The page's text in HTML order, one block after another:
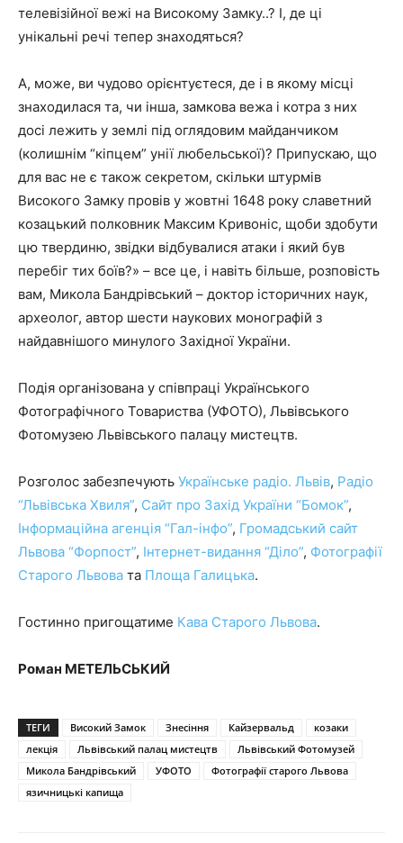
телевізійної вежі на Високому Замку..? І, де ці
унікальні речі тепер знаходяться?
А, може, ви чудово орієнтуєтеся, де і в якому місці
знаходилася та, чи інша, замкова вежа і котра з них
досі лежить у землі під оглядовим майданчиком
(колишнім “кіпцем” унії любельської)? Припускаю, що
для вас не є також секретом, скільки штурмів
Високого Замку провів у жовтні 1648 року славетний
козацький полковник Максим Кривоніс, щоби здобути
цю твердиню, звідки відбувалися атаки і який був
перебіг тих боїв?» – все це, і навіть більше, розповість
вам, Микола Бандрівський – доктор історичних наук,
археолог, автор шести наукових монографій з
найдавнішого минулого Західної України.
Подія організована у співпраці Українського
Фотографічного Товариства (УФОТО), Львівського
Фотомузею Львівського палацу мистецтв.
Розголос забезпечують Українське радіо. Львів, Радіо
“Львівська Хвиля”, Сайт про Захід України “Бомок”,
Інформаційна агенція “Гал-інфо”, Громадський сайт
Львова “Форпост”, Інтернет-видання “Діло”, Фотографії
Старого Львова та Площа Галицька.
Гостинно пригощатиме Кава Старого Львова.
Роман МЕТЕЛЬСЬКИЙ
ТЕГИ Високий Замок Знесіння Кайзервальд
козаки
лекція
Львівський палац мистецтв
Львівський Фотомузей
Микола Бандрівський
УФОТО
Фотографії старого Львова
язичницькі капища